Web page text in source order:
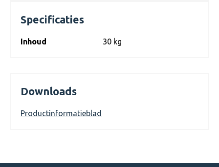
Specificaties
Inhoud 30 kg
Downloads
Productinformatieblad